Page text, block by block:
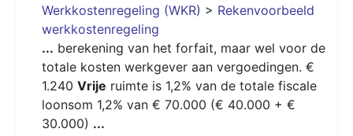
Werkkostenregeling (WKR) > Rekenvoorbeeld
werkkostenregeling
... berekening van het forfait, maar wel voor de
totale kosten werkgever aan vergoedingen. €
1.240 Vrije ruimte is 1,2% van de totale fiscale
loonsom 1,2% van € 70.000 (€ 40.000 + €
30.000) ...